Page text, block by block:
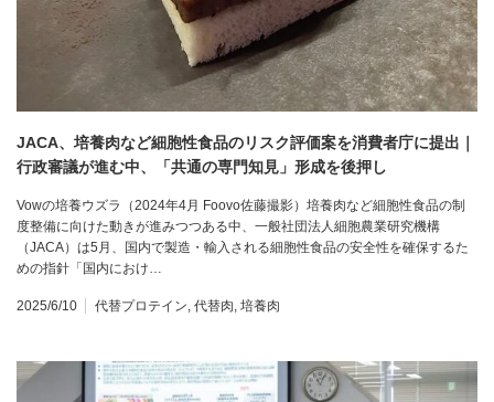
JACA、培養肉など細胞性食品のリスク評価案を消費者庁に提出｜
行政審議が進む中、「共通の専門知見」形成を後押し
Vowの培養ウズラ（2024年4月 Foovo佐藤撮影）培養肉など細胞性食品の制
度整備に向けた動きが進みつつある中、一般社団法人細胞農業研究機構
（JACA）は5月、国内で製造・輸入される細胞性食品の安全性を確保するた
めの指針「国内におけ…
2025/6/10 代替プロテイン, 代替肉, 培養肉